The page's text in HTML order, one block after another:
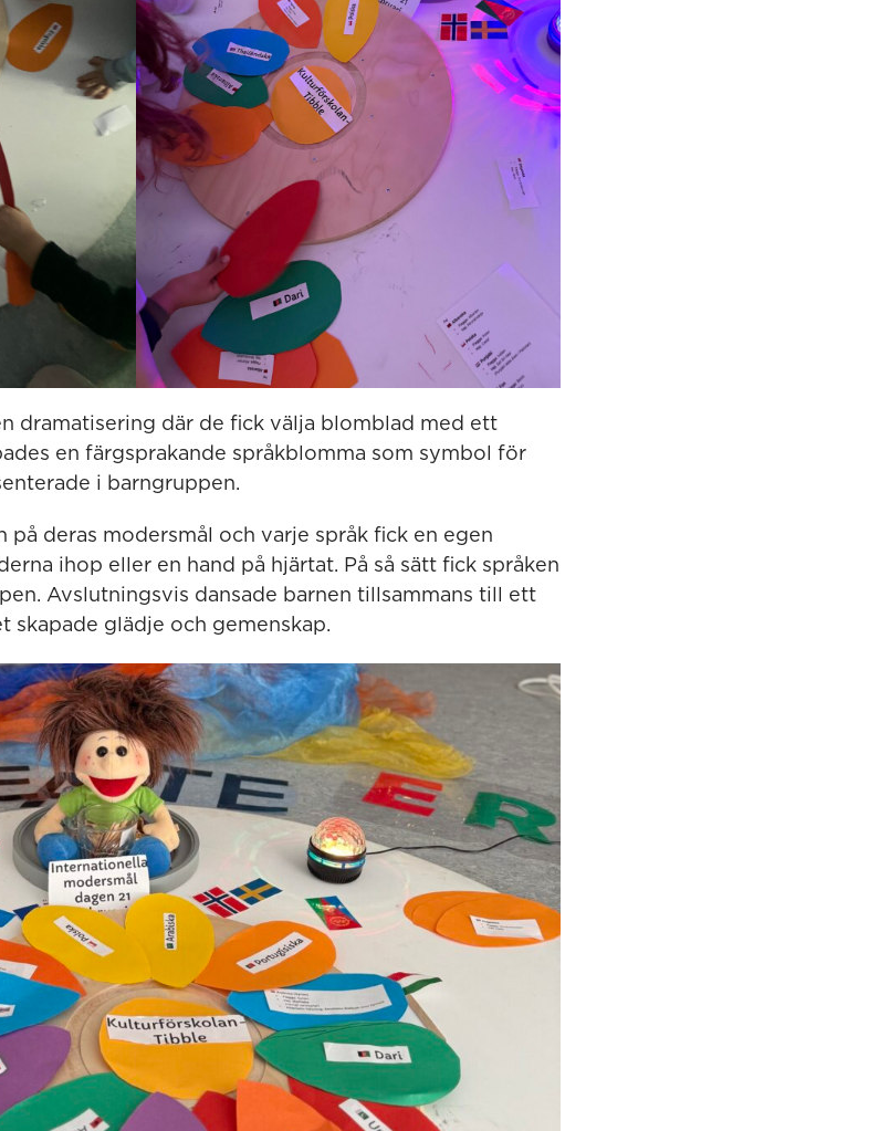
dramatisering där de fick välja blomblad med ett
en färgsprakande språkblomma som symbol för
i barngruppen.
på deras modersmål och varje språk fick en egen
ihop eller en hand på hjärtat. På så sätt fick språken
Avslutningsvis dansade barnen tillsammans till ett
skapade glädje och gemenskap.